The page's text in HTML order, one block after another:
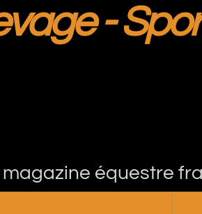
-
équestre